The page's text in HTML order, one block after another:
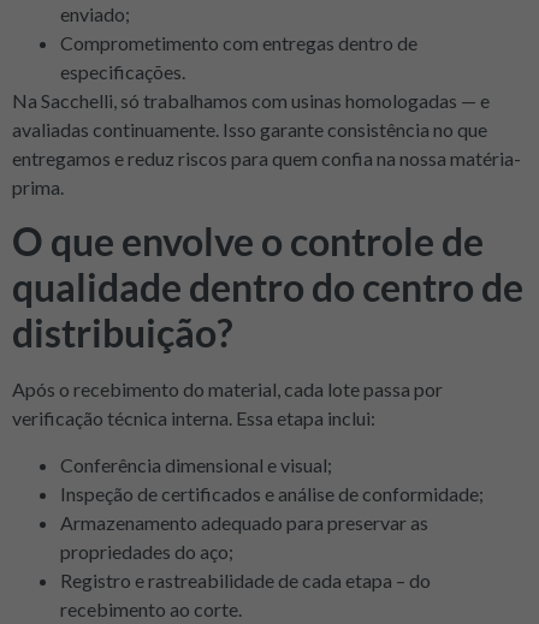
enviado;
Comprometimento com entregas dentro de
especificações.
Na Sacchelli, só trabalhamos com usinas homologadas — e
avaliadas continuamente. Isso garante consistência no que
entregamos e reduz riscos para quem confia na nossa matéria-
prima.
O que envolve o controle de
qualidade dentro do centro de
distribuição?
Após o recebimento do material, cada lote passa por
verificação técnica interna. Essa etapa inclui:
Conferência dimensional e visual;
Inspeção de certificados e análise de conformidade;
Armazenamento adequado para preservar as
propriedades do aço;
Registro e rastreabilidade de cada etapa – do
recebimento ao corte.